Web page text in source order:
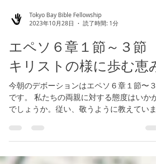
2023年10月28日
読了時間: 1分
エペソ６章１節～３節
キリストの様に歩む恵み
今朝のデボーションはエペソ６章１節〜３
でしょうか。従い、敬うように教えていま
す。これは長寿に繋がるとまで書かれてい
す。 今日、私たちの両親に対する態度を見